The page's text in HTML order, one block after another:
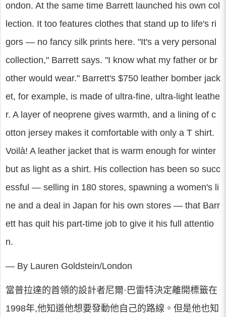
ondon. At the same time Barrett launched his own col
lection. It too features clothes that stand up to life's ri
gors — no fancy silk prints here. "It's a very personal
collection," Barrett says. "I know what my father or br
other would wear." Barrett's $750 leather bomber jack
et, for example, is made of ultra-fine, ultra-light leathe
r. A layer of neoprene gives warmth, and a lining of c
otton jersey makes it comfortable with only a T shirt.
Voilà! A leather jacket that is warm enough for winter
but as light as a shirt. His collection has been so succ
essful — selling in 180 stores, spawning a women's li
ne and a deal in Japan for his own stores — that Barr
ett has quit his part-time job to give it his full attentio
n.
— By Lauren Goldstein/London
當普拉達的首領的設計者尼爾·巴雷特決定離開標籤在
1998年,他知道他想要發動他自己的路線。但是他也知